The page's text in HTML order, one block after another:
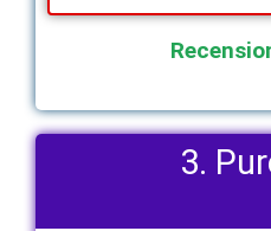
3.